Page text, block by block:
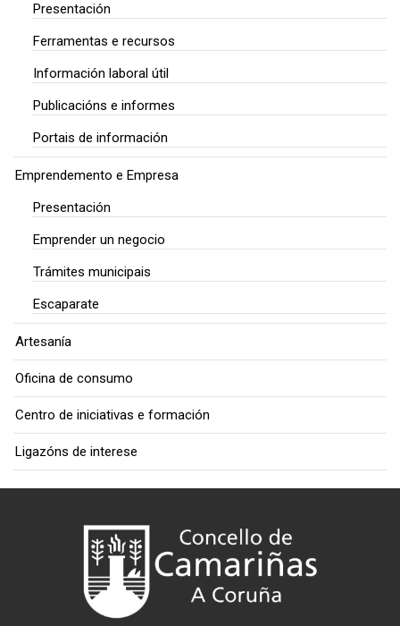
Presentación
Ferramentas e recursos
Información laboral útil
Publicacións e informes
Portais de información
Emprendemento e Empresa
Presentación
Emprender un negocio
Trámites municipais
Escaparate
Artesanía
Oficina de consumo
Centro de iniciativas e formación
Ligazóns de interese